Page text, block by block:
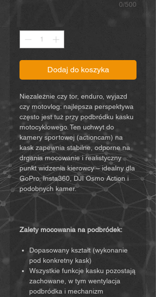
0/500
Dodaj do koszyka
Niezależnie czy tor, enduro, wyjazd
czy motovlog: najlepsza perspektywa
często jest tuż przy podbródku kasku
motocyklowego. Ten uchwyt do
kamery sportowej (actioncam) na
kask zapewnia stabilne, odporne na
drgania mocowanie i realistyczny
punkt widzenia kierowcy – idealny dla
GoPro, Insta360, DJI Osmo Action i
podobnych kamer.
Zalety mocowania na podbródek:
Dopasowany kształt (wykonanie
pod konkretny kask)
Wszystkie funkcje kasku pozostają
zachowane, w tym wentylacja
podbródka i mechanizm